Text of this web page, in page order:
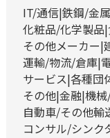
IT/通信 鉄鋼/金
化粧品/化学製品
その他メーカー
運輸/物流/倉庫
サービス 各種団
その他 金融 機
自動車/その他輸
コンサル/シンク